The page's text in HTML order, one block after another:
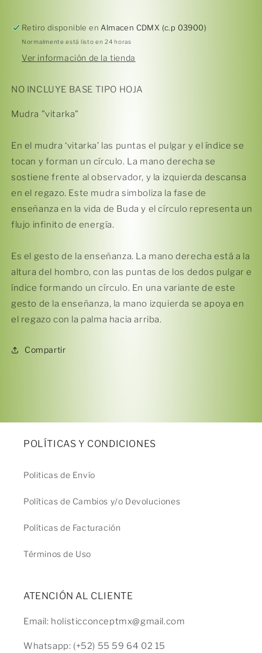
&quot;Mudra
vitarka&quot;
(verde)
NO
BASE
&quot;Mudra
(verde)
NO
BASE
Retiro disponible enAlmacen CDMX (c.p 03900)
Normalmente está listo en 24 horas
Ver información de la tienda
NO INCLUYE BASE TIPO HOJA
Mudra "vitarka"
En el mudra ‘vitarka’ las puntas el pulgar y el índice se
tocan y forman un círculo. La mano derecha se
sostiene frente al observador, y la izquierda descansa
en el regazo. Este mudra simboliza la fase de
enseñanza en la vida de Buda y el círculo representa un
flujo infinito de energía.
Es el gesto de la enseñanza. La mano derecha está a la
altura del hombro, con las puntas de los dedos pulgar e
índice formando un círculo. En una variante de este
gesto de la enseñanza, la mano izquierda se apoya en
el regazo con la palma hacia arriba.
Compartir
POLÍTICAS Y CONDICIONES
Politicas de Envío
Políticas de Cambios y/o Devoluciones
Políticas de Facturación
Términos de Uso
ATENCIÓN AL CLIENTE
Email: holisticconceptmx@gmail.com
Whatsapp: (+52) 55 59 64 02 15
Compra ahora y paga a meses
sin tarjeta de crédito
1 Agrega tu producto al carrito y
pagar con Meses sin Tarjeta.
la cantidad de meses
y confirma.
3 Paga mes a mescon saldo disponible,
débito u otros medios.
Crédito sujeto a aprobación.
¿Tienes dudas? Consulta nuestra
Ayuda.